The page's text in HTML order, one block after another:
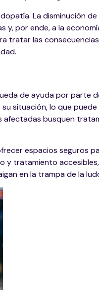
La disminución de
por ende, a la
tratar las
de ayuda por parte
situación, lo que
afectadas busquen
espacios seguros
y tratamiento
en la trampa de la